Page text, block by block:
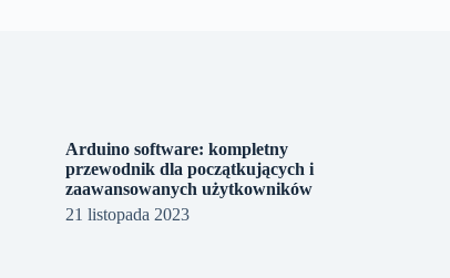
Arduino software: kompletny
przewodnik dla początkujących i
zaawansowanych użytkowników
21 listopada 2023